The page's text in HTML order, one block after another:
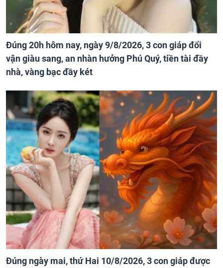
Đúng 20h hôm nay, ngày 9/8/2026, 3 con giáp đổi
vận giàu sang, an nhàn hưởng Phú Quý, tiền tài đầy
nhà, vàng bạc đầy két
Đúng ngày mai, thứ Hai 10/8/2026, 3 con giáp được